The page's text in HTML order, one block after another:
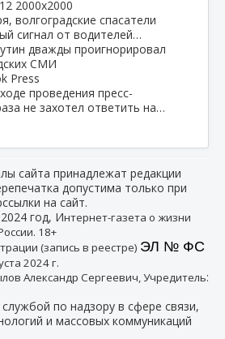
волгоградские спасатели
сигнал от водителей…
дважды проигнорировал
СМИ
проведения пресс-
не захотел ответить на…
сайта принадлежат редакции
допустима только при
на сайт.
год, Интернет-газета о жизни
18+
(запись в реестре) ЭЛ № ФС
2024 г.
Александр Сергеевич, Учредитель:
по надзору в сфере связи,
и массовых коммуникаций